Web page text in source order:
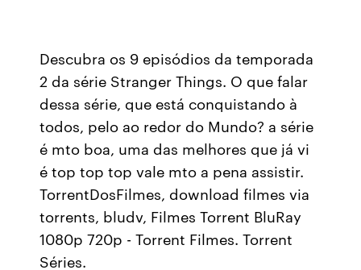
Descubra os 9 episódios da temporada
2 da série Stranger Things. O que falar
dessa série, que está conquistando à
todos, pelo ao redor do Mundo? a série
é mto boa, uma das melhores que já vi
é top top top vale mto a pena assistir.
TorrentDosFilmes, download filmes via
torrents, bludv, Filmes Torrent BluRay
1080p 720p - Torrent Filmes. Torrent
Séries.